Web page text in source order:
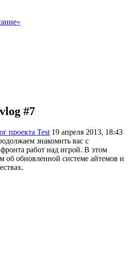
#7
проекта Test 19 апреля 2013, 18:43
знакомить вас с
работ над игрой. В этом
об обновленной системе айтемов и